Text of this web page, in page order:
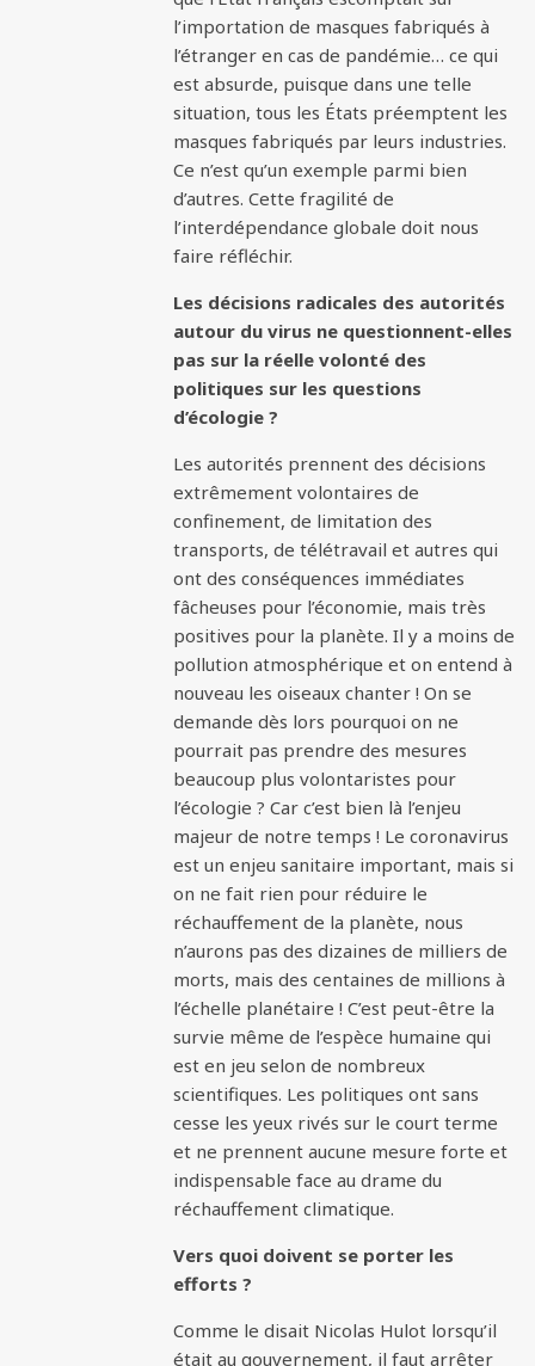
l’importation de masques fabriqués à
l’étranger en cas de pandémie… ce qui
est absurde, puisque dans une telle
situation, tous les États préemptent les
masques fabriqués par leurs industries.
Ce n’est qu’un exemple parmi bien
d’autres. Cette fragilité de
l’interdépendance globale doit nous
faire réfléchir.
Les décisions radicales des autorités
autour du virus ne questionnent-elles
pas sur la réelle volonté des
politiques sur les questions
d’écologie ?
Les autorités prennent des décisions
extrêmement volontaires de
confinement, de limitation des
transports, de télétravail et autres qui
ont des conséquences immédiates
fâcheuses pour l’économie, mais très
positives pour la planète. Il y a moins de
pollution atmosphérique et on entend à
nouveau les oiseaux chanter ! On se
demande dès lors pourquoi on ne
pourrait pas prendre des mesures
beaucoup plus volontaristes pour
l’écologie ? Car c’est bien là l’enjeu
majeur de notre temps ! Le coronavirus
est un enjeu sanitaire important, mais si
on ne fait rien pour réduire le
réchauffement de la planète, nous
n’aurons pas des dizaines de milliers de
morts, mais des centaines de millions à
l’échelle planétaire ! C’est peut-être la
survie même de l’espèce humaine qui
est en jeu selon de nombreux
scientifiques. Les politiques ont sans
cesse les yeux rivés sur le court terme
et ne prennent aucune mesure forte et
indispensable face au drame du
réchauffement climatique.
Vers quoi doivent se porter les
efforts ?
Comme le disait Nicolas Hulot lorsqu’il
était au gouvernement, il faut arrêter